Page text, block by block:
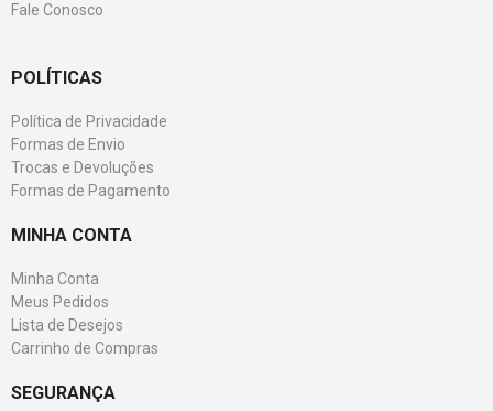
Fale Conosco
POLÍTICAS
Política de Privacidade
Formas de Envio
Trocas e Devoluções
Formas de Pagamento
MINHA CONTA
Minha Conta
Meus Pedidos
Lista de Desejos
Carrinho de Compras
SEGURANÇA